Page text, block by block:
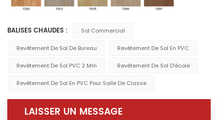
BALISES CHAUDES : Sol Commercial
Revêtement De Sol De Bureau Revêtement De Sol En PVC
Revêtement De Sol PVC 2 Mm Revêtement De Sol D'école
Revêtement De Sol En PVC Pour Salle De Classe
LAISSER UN MESSAGE